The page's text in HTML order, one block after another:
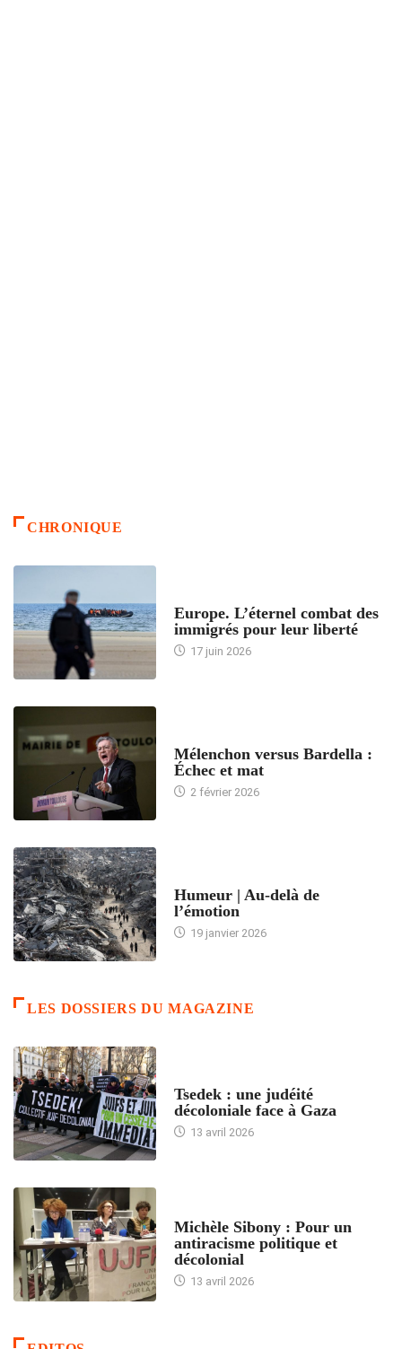
CHRONIQUE
Europe. L’éternel combat des
immigrés pour leur liberté
17 juin 2026
Mélenchon versus Bardella :
Échec et mat
2 février 2026
Humeur | Au-delà de
l’émotion
19 janvier 2026
LES DOSSIERS DU MAGAZINE
Tsedek : une judéité
décoloniale face à Gaza
13 avril 2026
Michèle Sibony : Pour un
antiracisme politique et
décolonial
13 avril 2026